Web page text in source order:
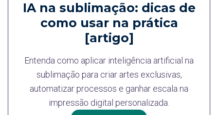
IA na sublimação: dicas de
como usar na prática
[artigo]
Entenda como aplicar inteligência artificial na
sublimação para criar artes exclusivas,
automatizar processos e ganhar escala na
impressão digital personalizada.